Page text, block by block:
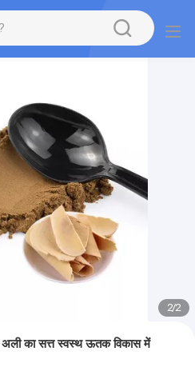
2/2
का सत्त स्वस्थ ऊतक विकास में